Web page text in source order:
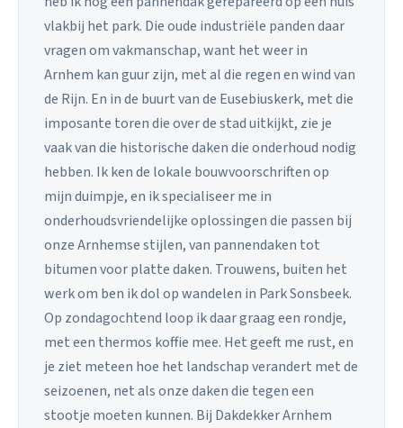
vlakbij het park. Die oude industriële panden daar
vragen om vakmanschap, want het weer in
Arnhem kan guur zijn, met al die regen en wind van
de Rijn. En in de buurt van de Eusebiuskerk, met die
imposante toren die over de stad uitkijkt, zie je
vaak van die historische daken die onderhoud nodig
hebben. Ik ken de lokale bouwvoorschriften op
mijn duimpje, en ik specialiseer me in
onderhoudsvriendelijke oplossingen die passen bij
onze Arnhemse stijlen, van pannendaken tot
bitumen voor platte daken. Trouwens, buiten het
werk om ben ik dol op wandelen in Park Sonsbeek.
Op zondagochtend loop ik daar graag een rondje,
met een thermos koffie mee. Het geeft me rust, en
je ziet meteen hoe het landschap verandert met de
seizoenen, net als onze daken die tegen een
stootje moeten kunnen. Bij Dakdekker Arnhem